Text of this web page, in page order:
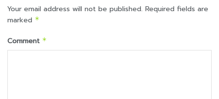
Your email address will not be published. Required fields are
marked *
Comment *